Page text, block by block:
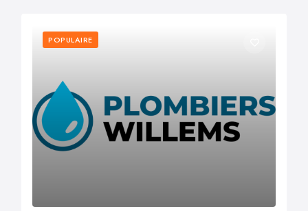
POPULAIRE